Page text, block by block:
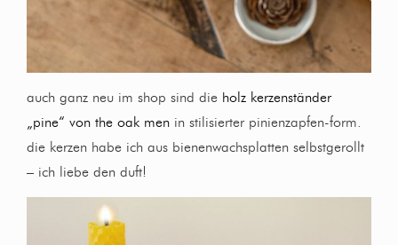
auch ganz neu im shop sind die holz kerzenständer
„pine“ von the oak men in stilisierter pinienzapfen-form.
die kerzen habe ich aus bienenwachsplatten selbstgerollt
– ich liebe den duft!